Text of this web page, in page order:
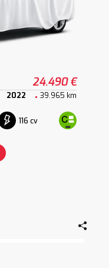
24.490 €
2022 39.965 km
116 cv